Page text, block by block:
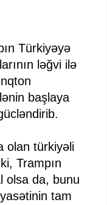
Türkiyəyə
ləğvi ilə
başlaya
olan türkiyəli
Trampın
olsa da, bunu
tam